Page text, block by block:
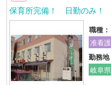
保育所完備！ 日勤のみ
職種：
准看
勤務地
岐阜